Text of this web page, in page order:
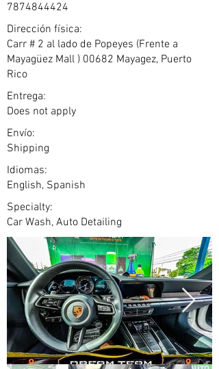
7874844424
Dirección física:
Carr # 2 al lado de Popeyes (Frente a
Mayagüez Mall ) 00682 Mayagez, Puerto
Rico
Entrega:
Does not apply
Envío:
Shipping
Idiomas:
English, Spanish
Specialty:
Car Wash, Auto Detailing